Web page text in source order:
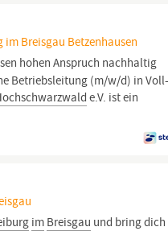
Breisgau Betzenhausen
hohen Anspruch nachhaltig
Betriebsleitung (m/w/d) in
e.V. ist ein
im Breisgau und bring dich